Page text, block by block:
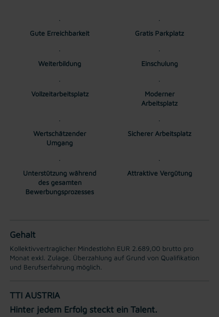
Gute Erreichbarkeit Gratis Parkplatz
Weiterbildung Einschulung
Vollzeitarbeitsplatz
Moderner
Arbeitsplatz
Wertschätzender
Umgang
Sicherer Arbeitsplatz
Unterstützung während
des gesamten
Bewerbungsprozesses
Attraktive Vergütung
Gehalt
Kollektivvertraglicher Mindestlohn EUR 2.689,00 brutto pro
Monat exkl. Zulage. Überzahlung auf Grund von Qualifikation
und Berufserfahrung möglich.
TTI AUSTRIA
Hinter jedem Erfolg steckt ein Talent.